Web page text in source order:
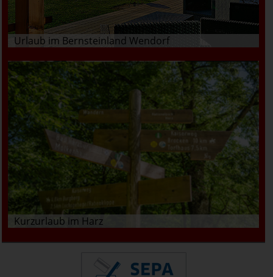
Urlaub im Bernsteinland Wendorf
Kurzurlaub im Harz